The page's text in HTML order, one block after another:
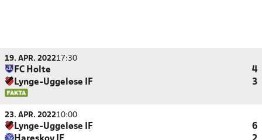
19. APR. 202217:30
FC Holte
4
Lynge-Uggeløse IF
3
23. APR. 202210:00
Lynge-Uggeløse IF
6